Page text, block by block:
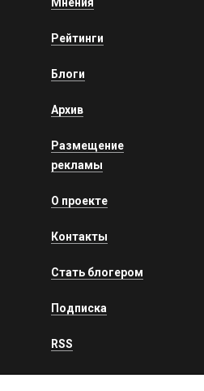
Рейтинги
Блоги
Архив
Размещение
рекламы
О проекте
Контакты
Стать блогером
Подписка
RSS